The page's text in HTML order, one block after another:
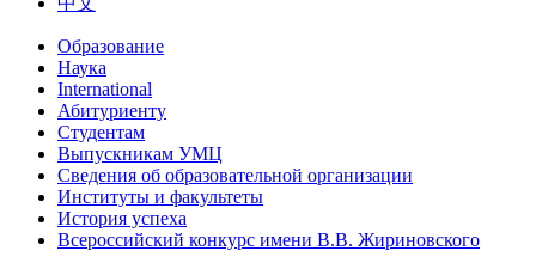
Образование
Наука
International
Абитуриенту
Студентам
Выпускникам УМЦ
Сведения об образовательной организации
Институты и факультеты
История успеха
Всероссийский конкурс имени В.В. Жириновского